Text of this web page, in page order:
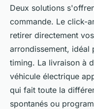
Deux solutions
commande. Le click-
retirer directement
arrondissement,
timing. La livraison à
véhicule électrique
qui fait toute la
spontanés ou